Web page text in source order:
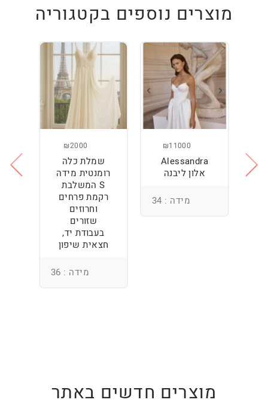
מוצרים נוספים בקטגוריה
₪11000
Alessandra
אלון ליבנה
מידה : 34
₪2000
שמלת כלה
רומנטית מידה
S המשלבת
רקמת פרחים
וחרוזים
שזורים
בעבודת יד,
חצאית שיפון
מידה : 36
מוצרים חדשים באתר